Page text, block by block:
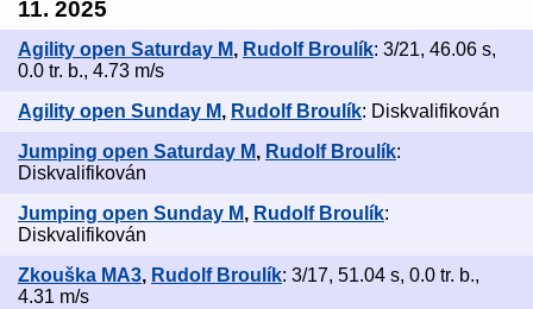
11. 2025
Agility open Saturday M, Rudolf Broulík: 3/21, 46.06 s,
0.0 tr. b., 4.73 m/s
Agility open Sunday M, Rudolf Broulík: Diskvalifikován
Jumping open Saturday M, Rudolf Broulík:
Diskvalifikován
Jumping open Sunday M, Rudolf Broulík:
Diskvalifikován
Zkouška MA3, Rudolf Broulík: 3/17, 51.04 s, 0.0 tr. b.,
4.31 m/s